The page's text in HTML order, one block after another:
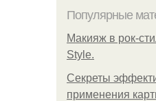
Популярные
Макияж в рок-
Style.
Секреты
применения